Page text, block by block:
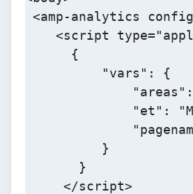
<amp-analytics
<script
      {
          "vars": {
"et":
          }
       }
     </script>